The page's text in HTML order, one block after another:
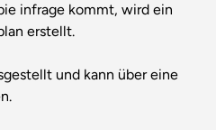
infrage kommt, wird ein
erstellt.
und kann über eine